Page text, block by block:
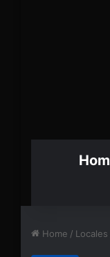
Home / Locales